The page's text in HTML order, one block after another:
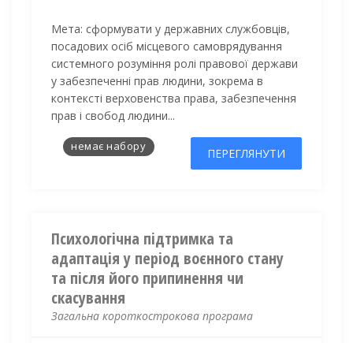
Мета: сформувати у державних службовців,
посадових осіб місцевого самоврядування
системного розуміння ролі правової держави
у забезпеченні прав людини, зокрема в
контексті верховенства права, забезпечення
прав і свобод людини...
немає набору ПЕРЕГЛЯНУТИ
Психологічна підтримка та
адаптація у період воєнного стану
та після його припинення чи
скасування
Загальна короткострокова програма